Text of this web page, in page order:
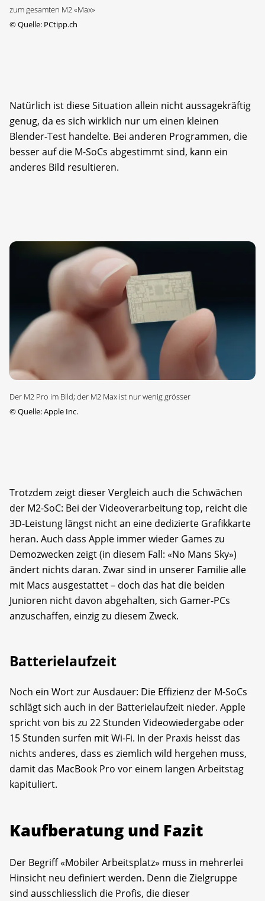
zum gesamten M2 «Max»
©Quelle: PCtipp.ch
Natürlich ist diese Situation allein nicht aussagekräftig
genug, da es sich wirklich nur um einen kleinen
Blender-Test handelte. Bei anderen Programmen, die
besser auf die M-SoCs abgestimmt sind, kann ein
anderes Bild resultieren.
Der M2 Pro im Bild; der M2 Max ist nur wenig grösser
©Quelle: Apple Inc.
Trotzdem zeigt dieser Vergleich auch die Schwächen
der M2-SoC: Bei der Videoverarbeitung top, reicht die
3D-Leistung längst nicht an eine dedizierte Grafikkarte
heran. Auch dass Apple immer wieder Games zu
Demozwecken zeigt (in diesem Fall: «No Mans Sky»)
ändert nichts daran. Zwar sind in unserer Familie alle
mit Macs ausgestattet – doch das hat die beiden
Junioren nicht davon abgehalten, sich Gamer-PCs
anzuschaffen, einzig zu diesem Zweck.
Batterielaufzeit
Noch ein Wort zur Ausdauer: Die Effizienz der M-SoCs
schlägt sich auch in der Batterielaufzeit nieder. Apple
spricht von bis zu 22 Stunden Videowiedergabe oder
15 Stunden surfen mit Wi-Fi. In der Praxis heisst das
nichts anderes, dass es ziemlich wild hergehen muss,
damit das MacBook Pro vor einem langen Arbeitstag
kapituliert.
Kaufberatung und Fazit
Der Begriff «Mobiler Arbeitsplatz» muss in mehrerlei
Hinsicht neu definiert werden. Denn die Zielgruppe
sind ausschliesslich die Profis, die dieser